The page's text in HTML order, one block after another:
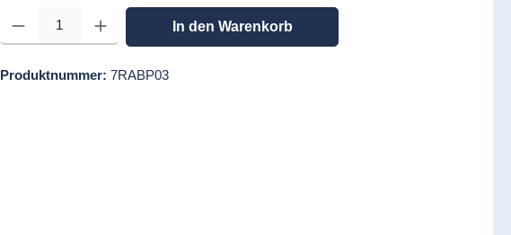
Produkt Anzahl: Gib den gewünschten Wert ein oder benutze die Schaltflächen um die Anzahl zu
In den Warenkorb
Produktnummer:7RABP03